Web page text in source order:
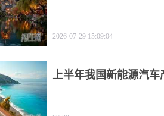
2026-07-29 15:09:04
上半年我国新能源汽车